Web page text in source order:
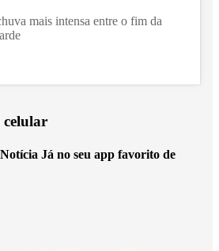
mais intensa entre o fim da
celular
Já no seu app favorito de